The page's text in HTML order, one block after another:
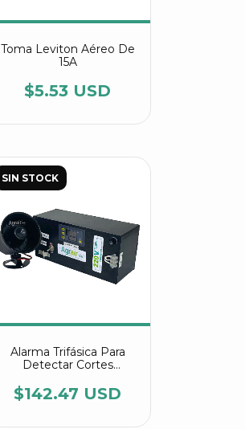
Toma Leviton Aéreo De
15A
$5.53 USD
SIN STOCK
Alarma Trifásica Para
Detectar Cortes
$142.47 USD